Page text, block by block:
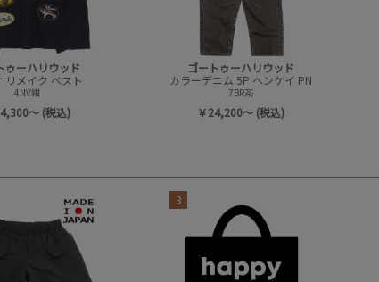
ゥーハリウッド
リメイク ベスト
4NV紺
～ (税込)
ゴートゥーハリウッド
カラーデニム 5P ヘンケイ PN
7BR茶
￥24,200～ (税込)
3